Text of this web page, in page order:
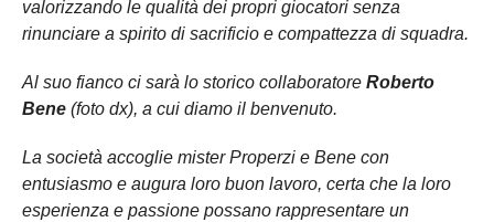
valorizzando le qualità dei propri giocatori senza
rinunciare a spirito di sacrificio e compattezza di squadra.
Al suo fianco ci sarà lo storico collaboratore Roberto
Bene (foto dx), a cui diamo il benvenuto.
La società accoglie mister Properzi e Bene con
entusiasmo e augura loro buon lavoro, certa che la loro
esperienza e passione possano rappresentare un